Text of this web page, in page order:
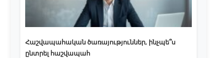
Հաշվապահական ծառայություններ, ինչպե՞ս
ընտրել հաշվապահ